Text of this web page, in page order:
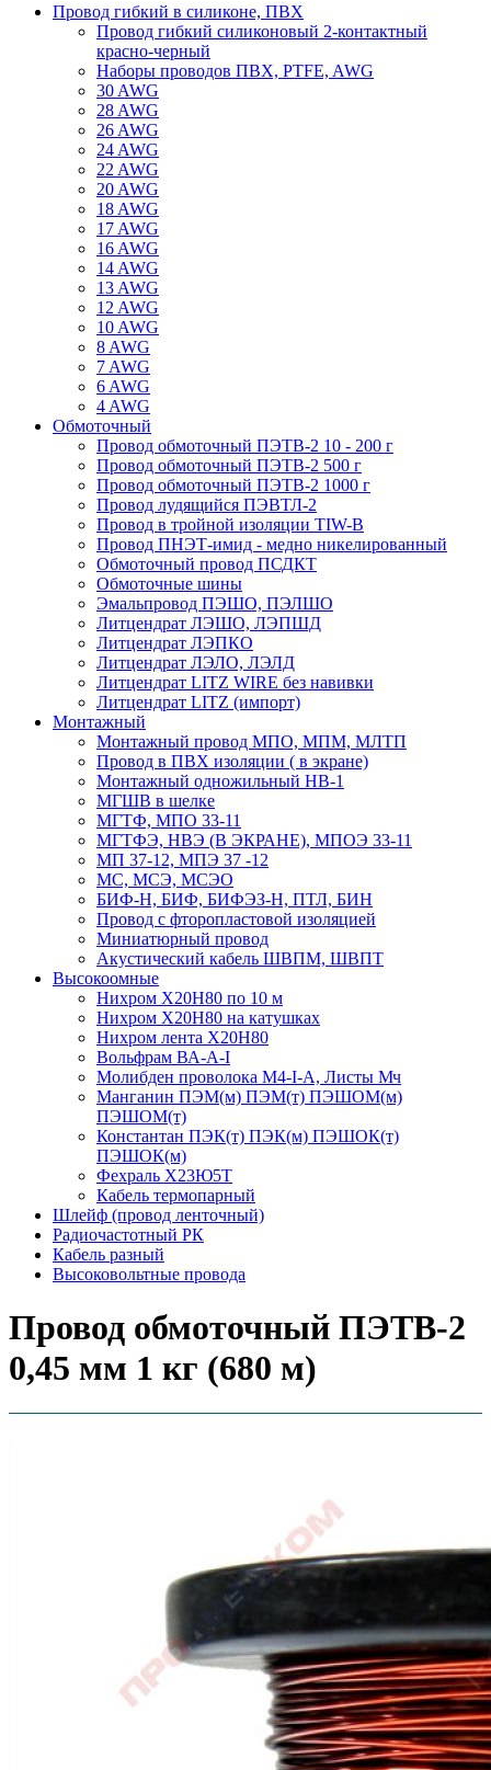
Провод гибкий в силиконе, ПВХ
Провод гибкий силиконовый 2-контактный
красно-черный
Наборы проводов ПВХ, PTFE, AWG
30 AWG
28 AWG
26 AWG
24 AWG
22 AWG
20 AWG
18 AWG
17 AWG
16 AWG
14 AWG
13 AWG
12 AWG
10 AWG
8 AWG
7 AWG
6 AWG
4 AWG
Обмоточный
Провод обмоточный ПЭТВ-2 10 - 200 г
Провод обмоточный ПЭТВ-2 500 г
Провод обмоточный ПЭТВ-2 1000 г
Провод лудящийся ПЭВТЛ-2
Провод в тройной изоляции TIW-B
Провод ПНЭТ-имид - медно никелированный
Обмоточный провод ПСДКТ
Обмоточные шины
Эмальпровод ПЭШО, ПЭЛШО
Литцендрат ЛЭШО, ЛЭПШД
Литцендрат ЛЭПКО
Литцендрат ЛЭЛО, ЛЭЛД
Литцендрат LITZ WIRE без навивки
Литцендрат LITZ (импорт)
Монтажный
Монтажный провод МПО, МПМ, МЛТП
Провод в ПВХ изоляции ( в экране)
Монтажный одножильный HB-1
МГШВ в шелке
МГТФ, МПО 33-11
МГТФЭ, НВЭ (В ЭКРАНЕ), МПОЭ 33-11
МП 37-12, МПЭ 37 -12
МС, МСЭ, МСЭО
БИФ-Н, БИФ, БИФЭЗ-Н, ПТЛ, БИН
Провод с фторопластовой изоляцией
Миниатюрный провод
Акустический кабель ШВПМ, ШВПТ
Высокоомные
Нихром Х20Н80 по 10 м
Нихром Х20Н80 на катушках
Нихром лента Х20Н80
Вольфрам ВА-А-I
Молибден проволока М4-I-А, Листы Мч
Манганин ПЭМ(м) ПЭМ(т) ПЭШОМ(м)
ПЭШОМ(т)
Константан ПЭК(т) ПЭК(м) ПЭШОК(т)
ПЭШОК(м)
Фехраль Х23Ю5Т
Кабель термопарный
Шлейф (провод ленточный)
Радиочастотный РК
Кабель разный
Высоковольтные провода
Провод обмоточный ПЭТВ-2
0,45 мм 1 кг (680 м)